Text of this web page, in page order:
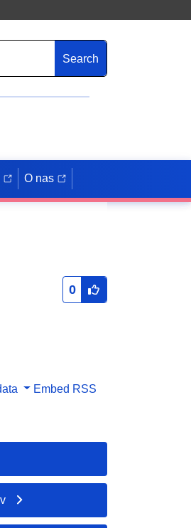
Search
O nas
0
Embed RSS